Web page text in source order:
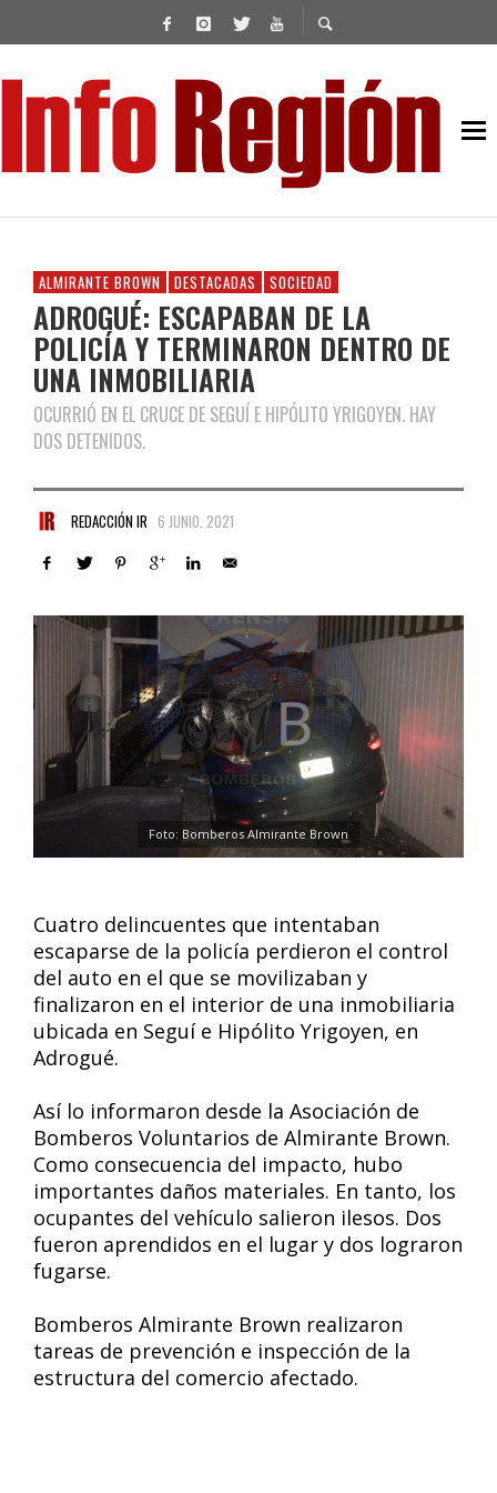
ALMIRANTE BROWN DESTACADAS SOCIEDAD
ADROGUÉ: ESCAPABAN DE LA
POLICÍA Y TERMINARON DENTRO DE
UNA INMOBILIARIA
OCURRIÓ EN EL CRUCE DE SEGUÍ E HIPÓLITO YRIGOYEN. HAY
DOS DETENIDOS.
REDACCIÓN IR 6 JUNIO, 2021
Foto: Bomberos Almirante Brown
Cuatro delincuentes que intentaban
escaparse de la policía perdieron el control
del auto en el que se movilizaban y
finalizaron en el interior de una inmobiliaria
ubicada en Seguí e Hipólito Yrigoyen, en
Adrogué.
Así lo informaron desde la Asociación de
Bomberos Voluntarios de Almirante Brown.
Como consecuencia del impacto, hubo
importantes daños materiales. En tanto, los
ocupantes del vehículo salieron ilesos. Dos
fueron aprendidos en el lugar y dos lograron
fugarse.
Bomberos Almirante Brown realizaron
tareas de prevención e inspección de la
estructura del comercio afectado.